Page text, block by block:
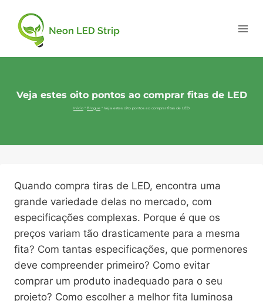
Veja estes oito pontos ao comprar fitas de LED
Início " Blogue " Veja estes oito pontos ao comprar fitas de LED
Quando compra tiras de LED, encontra uma
grande variedade delas no mercado, com
especificações complexas. Porque é que os
preços variam tão drasticamente para a mesma
fita? Com tantas especificações, que pormenores
deve compreender primeiro? Como evitar
comprar um produto inadequado para o seu
projeto? Como escolher a melhor fita luminosa